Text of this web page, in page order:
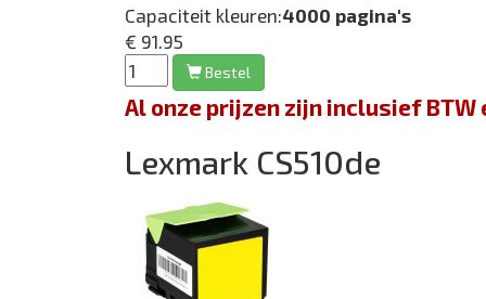
Capaciteit kleuren:4000 pagina's
€ 91.95
Bestel
Al onze prijzen zijn inclusief
Lexmark CS510de